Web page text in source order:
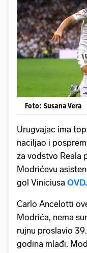
Foto: Susana Vera
Urugvajac ima
naciljao i
za vodstvo Reala
Modrićevu
gol Viniciusa
Carlo Ancelotti
Modrića, nema
rujnu proslavio
godina mlađi.